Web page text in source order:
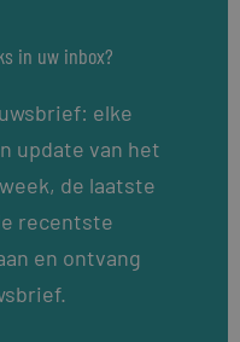
in uw inbox?
elke
update van het
de laatste
recentste
en ontvang